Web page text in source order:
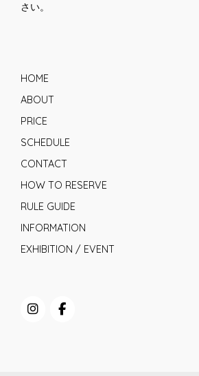
さい。
HOME
ABOUT
PRICE
SCHEDULE
CONTACT
HOW TO RESERVE
RULE GUIDE
INFORMATION
EXHIBITION / EVENT